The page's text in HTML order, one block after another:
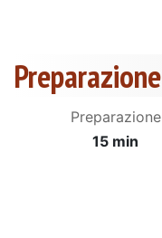
Preparazione
Preparazione
15 min